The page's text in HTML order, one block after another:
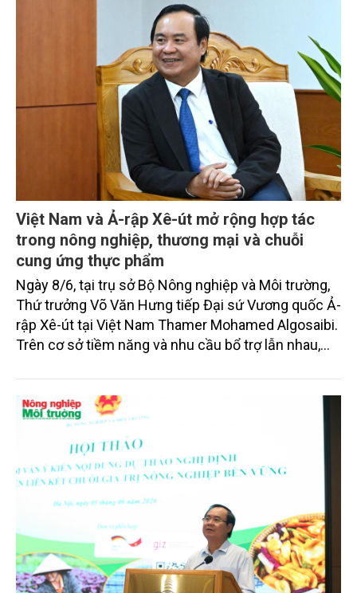
sang dựa vào năng suất, chất lượng, khoa học công
nghệ và giá trị gia tăng; từ khai thác tài nguyên sang
phát triển xanh, tuần hoàn và bền vững. Trung tâm
của quá trình chuyển đổi này chính là người nông
Việt Nam và Ả-rập Xê-út mở rộng hợp tác
trong nông nghiệp, thương mại và chuỗi
cung ứng thực phẩm
Ngày 8/6, tại trụ sở Bộ Nông nghiệp và Môi trường,
Thứ trưởng Võ Văn Hưng tiếp Đại sứ Vương quốc Ả-
rập Xê-út tại Việt Nam Thamer Mohamed Algosaibi.
Trên cơ sở tiềm năng và nhu cầu bổ trợ lẫn nhau,
út sẽ tiếp tục mở rộng hợp tác trong các lĩnh vực
nông nghiệp, thương mại, đầu tư và phát triển chuỗi
cung ứng trong thời gian tới.